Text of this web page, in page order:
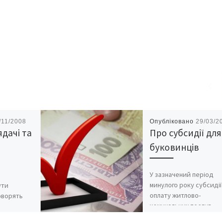
2008
та
Опубліковано 29/03/
Про субсидії для
буковинців
У зазначений період
минулого року
оплату житлово-
комунальних послуг